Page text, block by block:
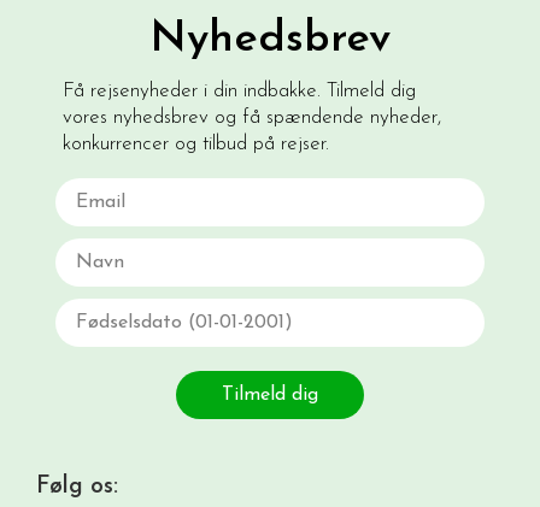
Nyhedsbrev
Få rejsenyheder i din indbakke. Tilmeld dig
vores nyhedsbrev og få spændende nyheder,
konkurrencer og tilbud på rejser.
Email
Navn
Fødselsdato
Tilmeld dig
Følg os: